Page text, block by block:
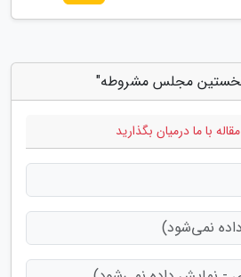
مجلس مشروطه"
با ما درمیان بگذارید